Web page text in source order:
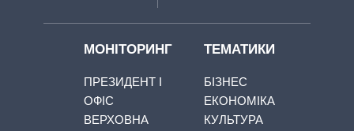
МОНІТОРИНГ
ПРЕЗИДЕНТ І
ОФІС
ВЕРХОВНА
ТЕМАТИКИ
БІЗНЕС
ЕКОНОМІКА
КУЛЬТУРА